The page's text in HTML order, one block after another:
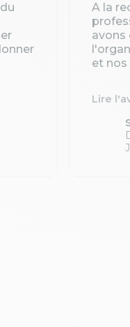
A la
avons
et
Lire